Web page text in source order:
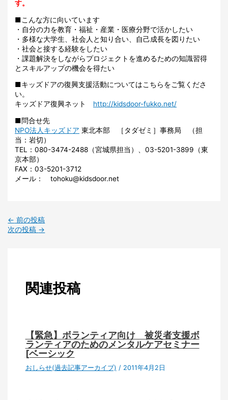
す。
■こんな方に向いています
・自分の力を教育・福祉・産業・医療分野で活かしたい
・多様な大学生、社会人と知り合い、自己成長を図りたい
・社会と接する経験をしたい
・課題解決をしながらプロジェクトを進めるための知識習得
とスキルアップの機会を得たい
■キッズドアの復興支援活動についてはこちらをご覧くださ
い。
キッズドア復興ネット http://kidsdoor-fukko.net/
■問合せ先
NPO法人キッズドア 東北本部 ［タダゼミ］事務局 （担
当：岩切）
TEL：080-3474-2488（宮城県担当）、03-5201-3899（東
京本部）
FAX：03-5201-3712
メール： tohoku@kidsdoor.net
← 前の投稿
次の投稿 →
関連投稿
【緊急】ボランティア向け 被災者支援ボ
ランティアのためのメンタルケアセミナー
[ベーシック
おしらせ(過去記事アーカイブ) / 2011年4月2日